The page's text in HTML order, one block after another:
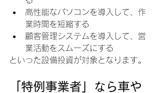
高性能なパソコンを導入して、作
業時間を短縮する
顧客管理システムを導入して、営
業活動をスムーズにする
といった設備投資が対象となります。
「特例事業者」なら車や